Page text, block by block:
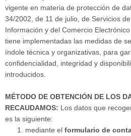
vigente en materia de protección de
34/2002, de 11 de julio, de Servicios
Información y del Comercio
tiene implementadas las medidas de
índole técnica y organizativas, para
confidencialidad, integridad y
introducidos.
MÉTODO DE OBTENCIÓN DE LOS
RECAUDAMOS: Los datos que
es la siguiente:
mediante el formulario de